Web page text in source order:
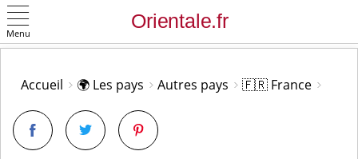
Menu
Accueil 🌍 Les pays Autres pays 🇫🇷 France